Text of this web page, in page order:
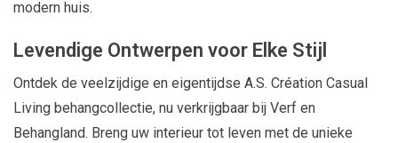
modern huis.
Levendige Ontwerpen voor Elke Stijl
Ontdek de veelzijdige en eigentijdse A.S. Création Casual
Living behangcollectie, nu verkrijgbaar bij Verf en
Behangland. Breng uw interieur tot leven met de unieke